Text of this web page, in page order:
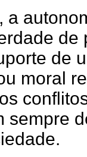
a
de
moral
sempre